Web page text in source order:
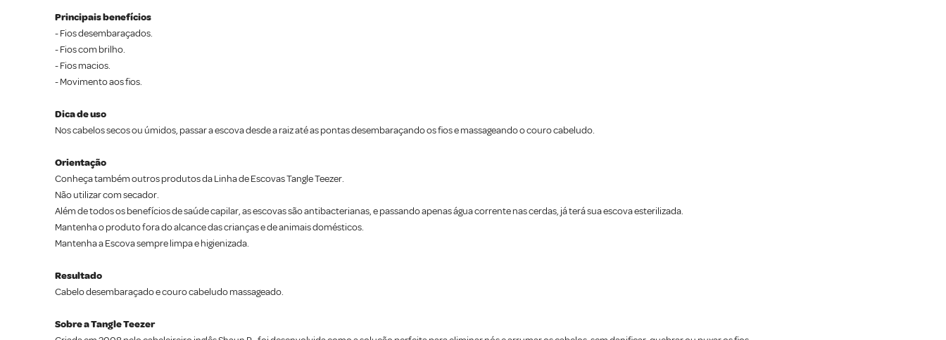
Principais benefícios
- Fios desembaraçados.
- Fios com brilho.
- Fios macios.
- Movimento aos fios.
Dica de uso
Nos cabelos secos ou úmidos, passar a escova desde a raiz até as pontas desembaraçando os fios e massageando o couro cabeludo.
Orientação
Conheça também outros produtos da Linha de Escovas Tangle Teezer.
Não utilizar com secador.
Além de todos os benefícios de saúde capilar, as escovas são antibacterianas, e passando apenas água corrente nas cerdas, já terá sua escova esterilizada.
Mantenha o produto fora do alcance das crianças e de animais domésticos.
Mantenha a Escova sempre limpa e higienizada.
Resultado
Cabelo desembaraçado e couro cabeludo massageado.
Sobre a Tangle Teezer